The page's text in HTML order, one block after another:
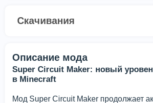
Скачивания
Описание мода
Super Circuit Maker: новый
в Minecraft
Мод Super Circuit Maker продолжает